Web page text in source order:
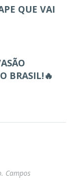
QUE VAI
BRASIL!🔥
Campos